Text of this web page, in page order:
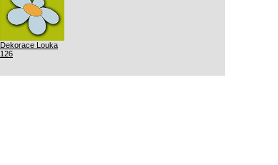
Dekorace Louka
126